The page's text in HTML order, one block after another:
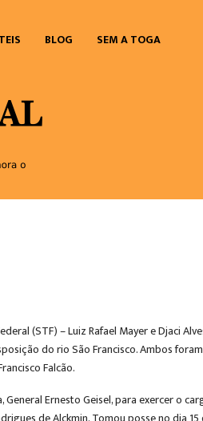
BLOG SEM A TOGA
(STF) – Luiz Rafael Mayer e Djaci
do rio São Francisco. Ambos
Falcão.
Ernesto Geisel, para exercer o